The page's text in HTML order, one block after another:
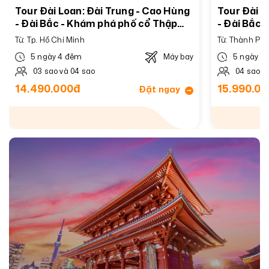
Tour Đài Loan: Đài Trung - Cao Hùng
- Đài Bắc - Khám phá phố cổ Thập
Phần - Phố cổ Cửu Phần - Bay Vietjet
Air
Từ: Tp. Hồ Chí Minh
5 ngày 4 đêm
Máy bay
03 sao và 04 sao
14.490.000đ Đặt ngay
Tour Đài
- Đài Bắc
viên địa
Từ: Thành
5 ngày 4
04 sao